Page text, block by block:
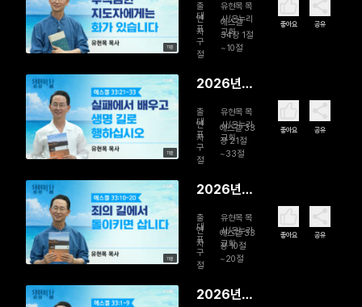
11분
무책임한
지도자에게
는 화가 있
습니다
출
연
자
유현목 목
사/온누리
교회
대
표
구
절
에스겔
34장 1절
~10절
좋아요 공유
11분
2026년
실패에서
배우고 생
명 길로 행
하십시오
출
연
자
유현목 목
사/온누리
교회
대
표
구
절
에스겔 33
장 21절
~33절
좋아요 공유
11분
2026년
일 죄의 길
에서 돌이
키면 삽니
다
출
연
자
유현목 목
사/온누리
교회
대
표
구
절
에스겔 33
장 10절
~20절
좋아요 공유
2026년